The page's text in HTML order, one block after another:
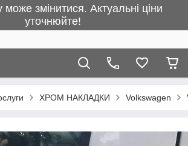
може змінитися. Актуальні ціни
уточнюйте!
ХРОМ НАКЛАДКИ Volkswagen